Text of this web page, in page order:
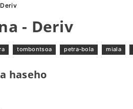
- Deriv
tombontsoa petra-bola miala
haseho